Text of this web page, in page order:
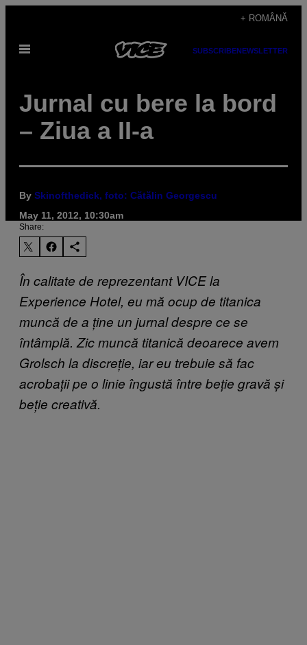
content
+ ROMÂNĂ
Open
SUBSCRIBENEWSLETTER
Jurnal cu bere la bord
– Ziua a II-a
By Skinofthedick, foto: Cătălin Georgescu
May 11, 2012, 10:30am
Share:
În calitate de reprezentant VICE la
Experience Hotel, eu mă ocup de titanica
muncă de a ține un jurnal despre ce se
întâmplă. Zic muncă titanică deoarece avem
Grolsch la discreție, iar eu trebuie să fac
acrobații pe o linie îngustă între beție gravă și
beție creativă.